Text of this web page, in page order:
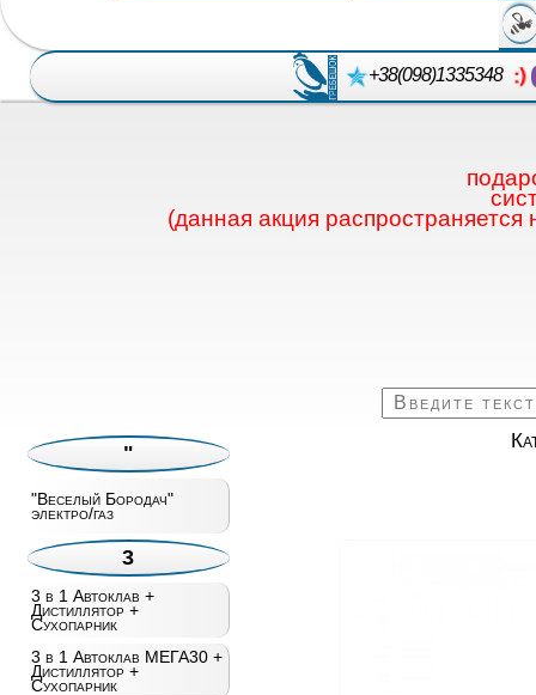
+38(098)1335348
(данная акция
"
"Веселый Бородач"
электро/газ
3
3 в 1 Автоклав +
Дистиллятор +
Сухопарник
3 в 1 Автоклав МЕГА30 +
Дистиллятор +
Сухопарник